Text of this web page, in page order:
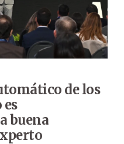
de los
es
buena